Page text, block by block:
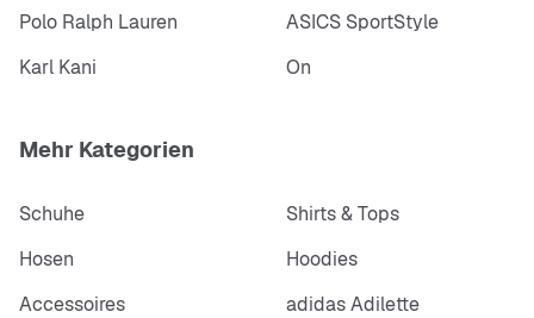
Polo Ralph Lauren
ASICS SportStyle
Karl Kani
On
Mehr Kategorien
Schuhe
Shirts & Tops
Hosen
Hoodies
Accessoires
adidas Adilette